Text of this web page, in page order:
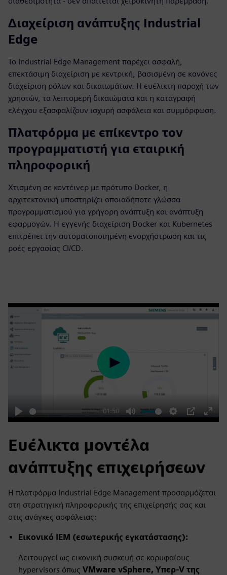
Διαχείριση ανάπτυξης Industrial
Edge
Το Industrial Edge Management παρέχει ασφαλή,
επεκτάσιμη διαχείριση με κεντρική, βασισμένη σε κανόνες
διαχείριση ρόλων και δικαιωμάτων. Η ευέλικτη παροχή των
χρηστών, τα λεπτομερή δικαιώματα και η καταγραφή
ελέγχου εξασφαλίζουν ισχυρή ασφάλεια και συμμόρφωση.
Πλατφόρμα με επίκεντρο τον
προγραμματιστή για εταιρική
πληροφορική
Χτισμένη σε κοντέινερ με πρότυπο Docker, η
αρχιτεκτονική υποστηρίζει οποιαδήποτε γλώσσα
προγραμματισμού για γρήγορη ανάπτυξη και ανάπτυξη
εφαρμογών. Η εγγενής διαχείριση Docker και Kubernetes
επιτρέπει την αυτοματοποιημένη ενορχήστρωση και τις
ροές εργασίας CI/CD.
Play
01:50
Mute Settings
PIP
Enter
Play
Ευέλικτα μοντέλα
ανάπτυξης επιχειρήσεων
Η πλατφόρμα Industrial Edge Management προσαρμόζεται
στη στρατηγική πληροφορικής της επιχείρησής σας και
στις ανάγκες ασφάλειας:
Εικονικό IEM (εσωτερικής εγκατάστασης):
Λειτουργεί ως εικονική συσκευή σε κορυφαίους
hypervisors όπως VMware vSphere, Υπερ-V της